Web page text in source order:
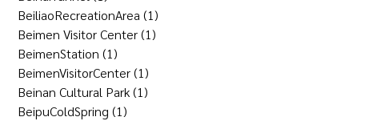
BeiliaoRecreationArea (1)
Beimen Visitor Center(1)
BeimenStation (1)
BeimenVisitorCenter(1)
Beinan Cultural Park(1)
BeipuColdSpring (1)